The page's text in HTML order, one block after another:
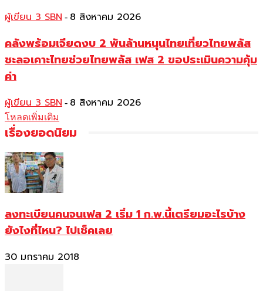
ผู้เขียน 3 SBN - 8 สิงหาคม 2026
คลังพร้อมเจียดงบ 2 พันล้านหนุนไทยเที่ยวไทยพลัส
ชะลอเคาะไทยช่วยไทยพลัส เฟส 2 ขอประเมินความคุ้ม
ค่า
ผู้เขียน 3 SBN - 8 สิงหาคม 2026
โหลดเพิ่มเติม
เรื่องยอดนิยม
ลงทะเบียนคนจนเฟส 2 เริ่ม 1 ก.พ.นี้เตรียมอะไรบ้าง
ยังไงที่ไหน? ไปเช็คเลย
30 มกราคม 2018